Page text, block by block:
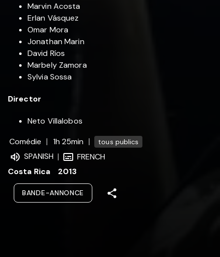
Marvin Acosta
Erlan Vásquez
Omar Mora
Jonathan Marin
David Ríos
Marbely Zamora
Sylvia Sossa
Director
Neto Villalobos
Comédie
1h 25min tous publics
SPANISH
FRENCH
Costa Rica
2013
BANDE-ANNONCE